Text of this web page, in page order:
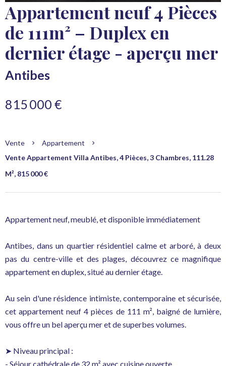
Appartement neuf 4 Pièces
de 111m² – Duplex en
dernier étage - aperçu mer
Antibes
815 000 €
Vente
Appartement
Vente Appartement Villa Antibes, 4 Pièces, 3 Chambres, 111.28
M², 815 000 €
Appartement neuf, meublé, et disponible immédiatement
Antibes, dans un quartier résidentiel calme et arboré, à deux
pas du centre-ville et des plages, découvrez ce magnifique
appartement en duplex, situé au dernier étage.
Au sein d'une résidence intimiste, contemporaine et sécurisée,
cet appartement neuf 4 pièces de 111 m², baigné de lumière,
vous offre un bel aperçu mer et de superbes volumes.
➤ Niveau principal :
- Séjour cathédrale de 32 m² avec cuisine ouverte